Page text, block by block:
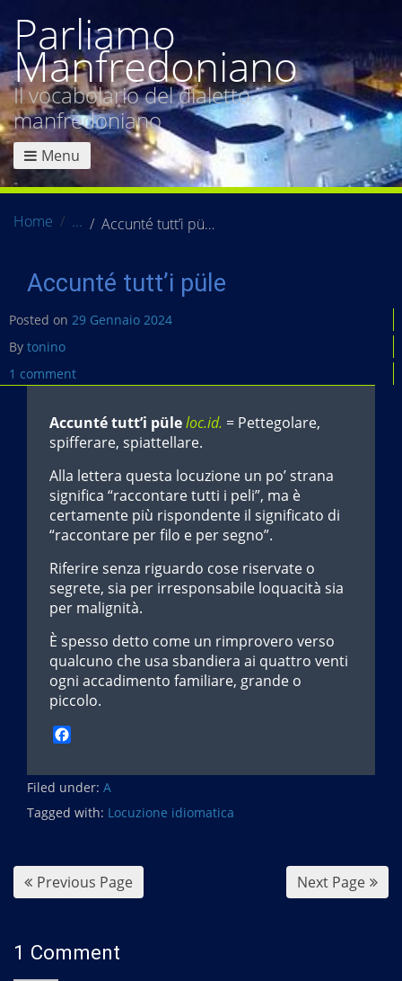
Parliamo
Manfredoniano
Il vocabolario del dialetto
manfredoniano
Menu
Home Accunté tutt’i püle
Accunté tutt’i püle
Posted on 29 Gennaio 2024
By tonino
1 comment
Accunté tutt’i püleloc.id. = Pettegolare,
spifferare, spiattellare.
Alla lettera questa locuzione un po’ strana
significa “raccontare tutti i peli”, ma è
certamente più rispondente il significato di
“raccontare per filo e per segno”.
Riferire senza riguardo cose riservate o
segrete, sia per irresponsabile loquacità sia
per malignità.
È spesso detto come un rimprovero verso
qualcuno che usa sbandiera ai quattro venti
ogni accadimento familiare, grande o
piccolo.
c
e
b
Filed under: A
Tagged with: Locuzione idiomatica
Previous Page Next Page
1 Comment